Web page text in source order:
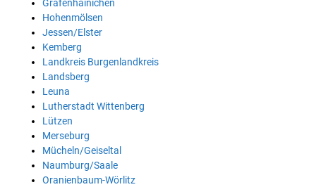
Gräfenhainichen
Hohenmölsen
Jessen/Elster
Kemberg
Landkreis Burgenlandkreis
Landsberg
Leuna
Lutherstadt Wittenberg
Lützen
Merseburg
Mücheln/Geiseltal
Naumburg/Saale
Oranienbaum-Wörlitz